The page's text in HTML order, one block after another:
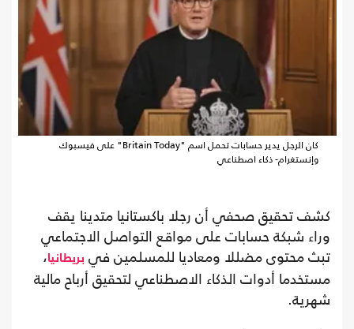
كان الرجل يدير حسابات تحمل اسم "Britain Today" على فيسبوك
وإنستغرام- ذكاء اصطناعي
كشف تحقيق صحفي أن رجلا باكستانيا متدينا يقف
وراء شبكة حسابات على مواقع التواصل الاجتماعي
تبث محتوى مضللا ومعاديا للمسلمين في بريطانيا،
مستخدما أدوات الذكاء الاصطناعي لتحقيق أرباح مالية
شهرية.